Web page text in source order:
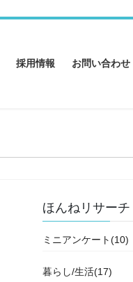
採用情報 お問い合わせ
ほんねリサーチ
ミニアンケート(10)
暮らし/生活(17)